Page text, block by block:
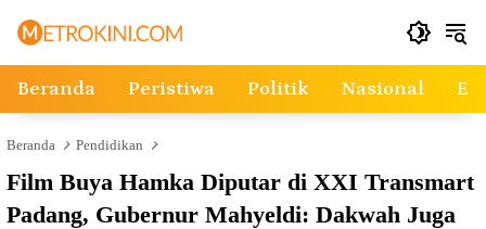
Beranda Peristiwa Politik Nasional
Beranda Pendidikan
Film Buya Hamka Diputar di XXI Transmart
Padang, Gubernur Mahyeldi: Dakwah Juga